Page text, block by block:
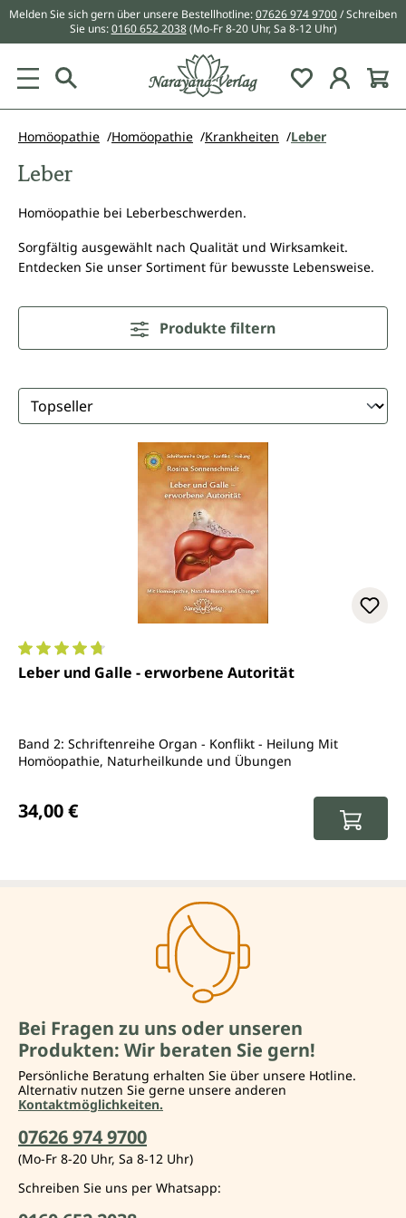
springen
Melden Sie sich gern über unsere Bestellhotline:07626 974 9700/ Schreiben
Sie uns:0160 652 2038 (Mo-Fr 8-20 Uhr, Sa 8-12 Uhr)
Du hast 0
Homöopathie Homöopathie Krankheiten Leber
Leber
Homöopathie bei Leberbeschwerden.
Sorgfältig ausgewählt nach Qualität und Wirksamkeit.
Entdecken Sie unser Sortiment für bewusste Lebensweise.
Produkte filtern
Durchschnittliche Bewertung von 4.7 von 5 Sternen
Leber und Galle - erworbene Autorität
Band 2: Schriftenreihe Organ - Konflikt - Heilung Mit
Homöopathie, Naturheilkunde und Übungen
34,00 €
Bei Fragen zu uns oder unseren
Produkten: Wir beraten Sie gern!
Persönliche Beratung erhalten Sie über unsere Hotline.
Alternativ nutzen Sie gerne unsere anderen
Kontaktmöglichkeiten.
07626 974 9700
(Mo-Fr 8-20 Uhr, Sa 8-12 Uhr)
Schreiben Sie uns per Whatsapp: